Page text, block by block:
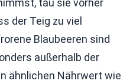
tau sie vorher
der Teig zu viel
Blaubeeren sind
außerhalb der
ähnlichen Nährwert wie